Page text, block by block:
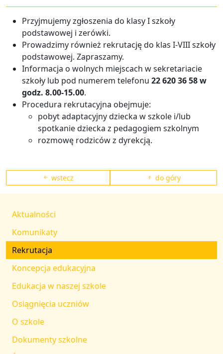
Przyjmujemy zgłoszenia do klasy I szkoły
podstawowej i zerówki.
Prowadzimy również rekrutację do klas I-VIII szkoły
podstawowej. Zapraszamy.
Informacja o wolnych miejscach w sekretariacie
szkoły lub pod numerem telefonu 22 620 36 58 w
godz. 8.00-15.00.
Procedura rekrutacyjna obejmuje:
pobyt adaptacyjny dziecka w szkole i/lub
spotkanie dziecka z pedagogiem szkolnym
rozmowę rodziców z dyrekcją.
wstecz do góry
Aktualności
Komunikaty
Rekrutacja
Koncepcja edukacyjna
Edukacja w naszej szkole
Osiągnięcia uczniów
O szkole
Dokumenty szkolne